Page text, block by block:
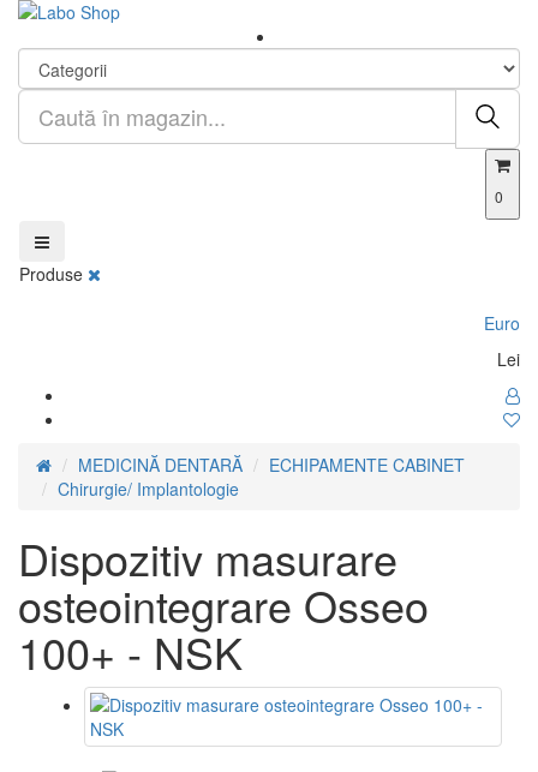
0
Produse
Euro
Lei
MEDICINĂ DENTARĂ
ECHIPAMENTE CABINET
Chirurgie/ Implantologie
Dispozitiv masurare
osteointegrare Osseo
100+ - NSK